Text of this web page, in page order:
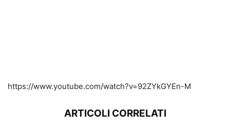
https://www.youtube.com/watch?v=92ZYkGYEn-M
ARTICOLI CORRELATI